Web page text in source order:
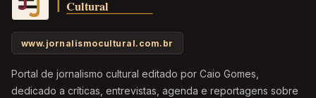
www.jornalismocultural.com.br
Portal de jornalismo cultural editado por Caio Gomes,
dedicado a críticas, entrevistas, agenda e reportagens sobre